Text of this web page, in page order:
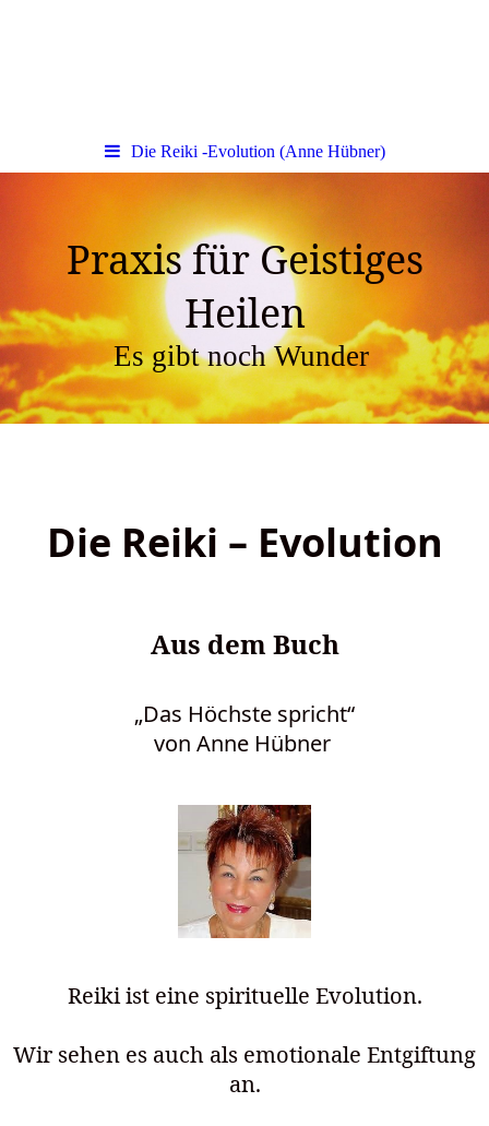
Die Reiki -Evolution (Anne Hübner)
Praxis für Geistiges
Heilen
Es gibt noch Wunder
Die Reiki – Evolution
Aus dem Buch
„Das Höchste spricht“
von Anne Hübner
Reiki ist eine spirituelle Evolution.
Wir sehen es auch als emotionale Entgiftung
an.